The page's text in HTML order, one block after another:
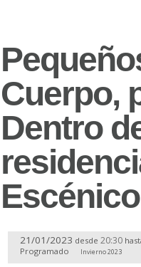
Cuerpo,
Dentro
Escénico
21/01/2023 desde 20:30
Programado Invierno 2023